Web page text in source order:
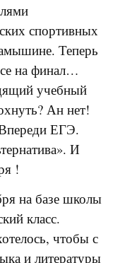
спортивных
Теперь
на финал…
учебный
Ан нет!
ЕГЭ.
И
!
на базе школы
класс.
чтобы с
и литературы